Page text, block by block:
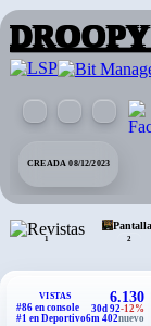
CREADA 08/12/2023
Revistas
1 2
VISTAS
#86 en console
#1 en Deportivo
6.130
30d 92-12%
6m 402nuevo